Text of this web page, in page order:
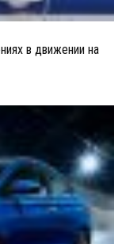
в движении на